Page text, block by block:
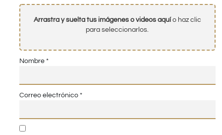
Arrastra y suelta tus imágenes o videos aquío haz clic
para seleccionarlos.
Nombre *
Correo electrónico *